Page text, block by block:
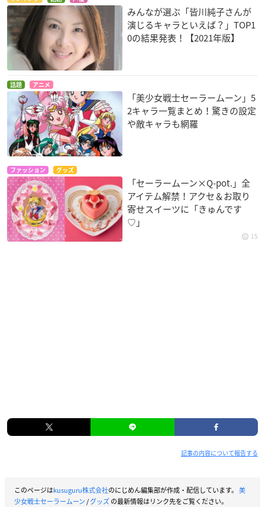
みんなが選ぶ「皆川純子さんが
演じるキャラといえば？」TOP1
0の結果発表！【2021年版】
話題 アニメ
「美少女戦士セーラームーン」5
2キャラ一覧まとめ！驚きの設定
や敵キャラも網羅
ファッション グッズ
「セーラームーン×Q-pot.」全
アイテム解禁！アクセ＆お取り
寄せスイーツに「きゅんです
♡」
15
記事の内容について報告する
このページはkusuguru株式会社のにじめん編集部が作成・配信しています。 美
少女戦士セーラームーン/グッズの最新情報はリンク先をご覧ください。